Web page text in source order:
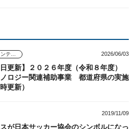
お役立ちコンテンツ 2026/06/03
日更新】２０２６年度（令和８年度）
ロジー関連補助事業 都道府県の実施
更新）
2019/11/09
が日本サッカー協会のシンボルになっ